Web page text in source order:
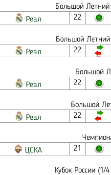
Большой
Реал 22
Большой
Реал 22
Большой
Реал 22
Большой
Реал 22
ЦСКА 21
Кубок России